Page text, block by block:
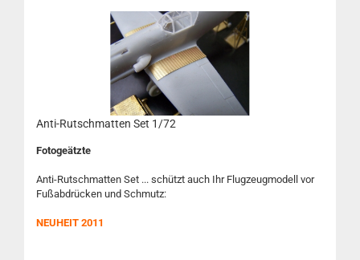
Anti-Rutschmatten Set 1/72
Fotogeätzte
Anti-Rutschmatten Set ... schützt auch Ihr Flugzeugmodell vor
Fußabdrücken und Schmutz:
NEUHEIT 2011